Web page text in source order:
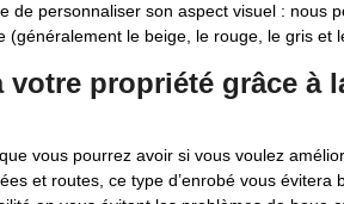
de personnaliser son aspect visuel : nous
le beige, le rouge, le gris et
votre propriété grâce à
vous pourrez avoir si vous voulez
et routes, ce type d’enrobé vous évitera